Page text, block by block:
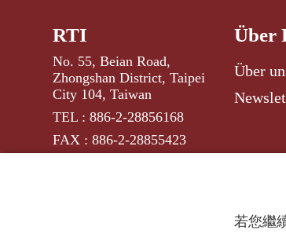
RTI
No. 55, Beian Road,
Zhongshan District, Taipei
City 104, Taiwan
TEL : 886-2-28856168
FAX : 886-2-28855423
Über
Über
若您繼